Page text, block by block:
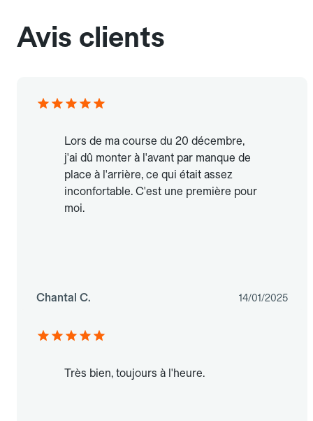
Avis clients
Lors de ma course du 20 décembre,
j'ai dû monter à l'avant par manque de
place à l'arrière, ce qui était assez
inconfortable. C'est une première pour
moi.
Chantal C. 14/01/2025
Très bien, toujours à l'heure.